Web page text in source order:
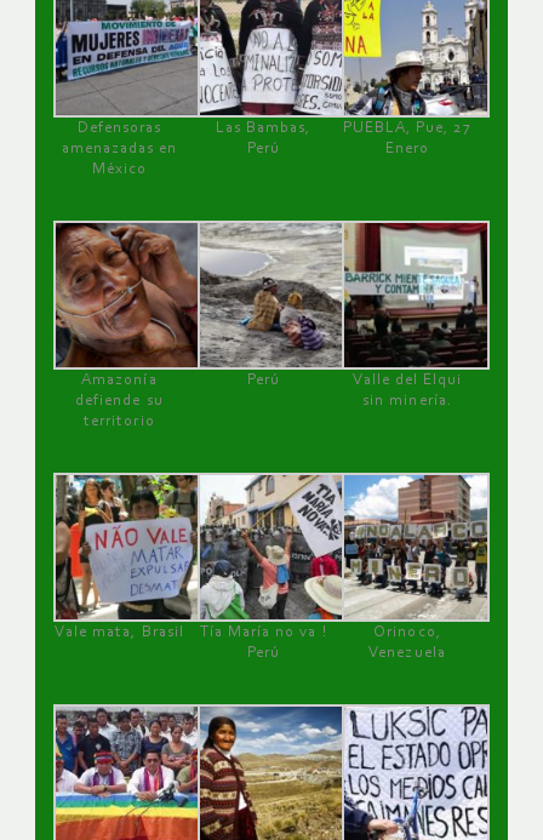
Defensoras
amenazadas en
México
Las Bambas,
Perú
PUEBLA, Pue, 27
Enero
Amazonía
defiende su
territorio
Perú
Valle del Elqui
sin minería.
Vale mata, Brasil
Tía María no va !
Perú
Orinoco,
Venezuela